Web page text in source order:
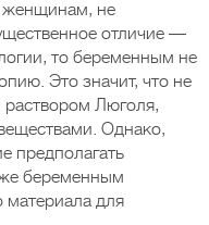
женщинам, не
отличие —
то беременным не
Это значит, что не
Люголя,
Однако,
предполагать
беременным
материала для